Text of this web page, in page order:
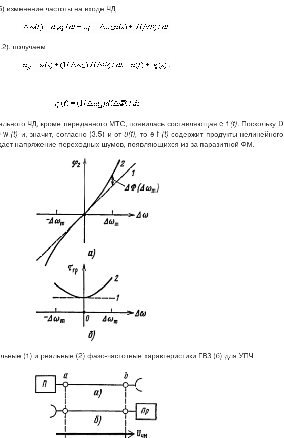
изменение частоты на входе ЧД
получаем
,
ЧД, кроме переданного МТС, появилась составляющая e f (t). Поскольку D
w (t) и, значит, согласно (3.5) и отu(t),то e f (t)содержит продукты нелинейного
напряжение переходных шумов, появляющихся из-за паразитной ФМ.
(1) и реальные (2) фазо-частотные характеристики ГВЗ (б) для УПЧ